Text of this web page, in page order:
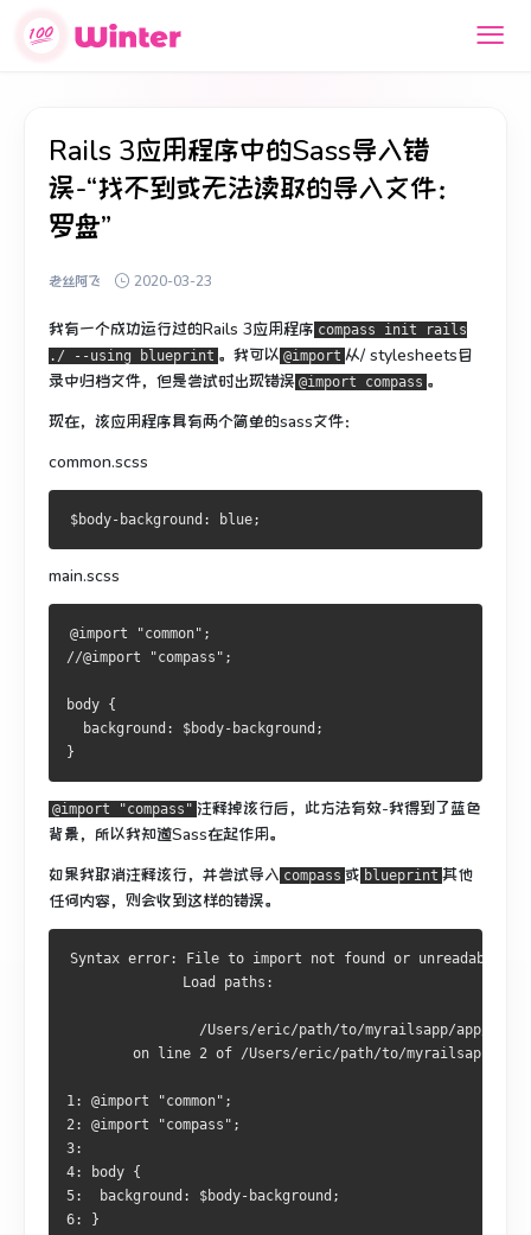
Rails 3应用程序中的Sass导入错
误-“找不到或无法读取的导入文件：
罗盘”
老丝阿飞 2020-03-23
我有一个成功运行过的Rails 3应用程序 compass init rails
./ --using blueprint 。 我可以 @import 从/ stylesheets目
录中归档文件，但是尝试时出现错误 @import compass 。
现在，该应用程序具有两个简单的sass文件：
common.scss
main.scss
@import "common";
//@import "compass";
body {
  background: $body-background;
}
@import "compass" 注释掉该行后，此方法有效-我得到了蓝色
背景，所以我知道Sass在起作用。
如果我取消注释该行，并尝试导入 compass 或 blueprint 其他
任何内容，则会收到这样的错误。
Syntax error: File to import not found or unreadable:
              Load paths:
/Users/eric/path/to/myrailsapp/app/
on line 2 of /Users/eric/path/to/myrailsapp/
1: @import "common";
2: @import "compass";
3:
4: body {
5:  background: $body-background;
6: }